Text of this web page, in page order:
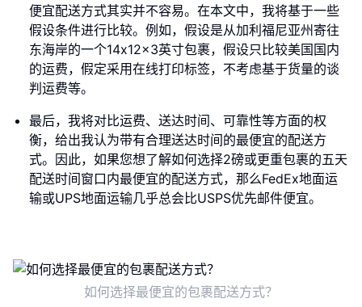
便宜配送方式其实并不容易。在本文中，我将基于一些
假设条件进行比较。例如，假设是从加利福尼亚州寄往
东海岸的一个14x12x3英寸包裹，假设只比较美国国内
的运费，假定采用在线打印标签，不考虑基于货量的谈
判运费等。
最后，我将对比运费、送达时间、可靠性等方面的权
衡，给出我认为带有合理送达时间的最便宜的配送方
式。因此，如果您想了解如何选择2磅或更重包裹的五天
配送时间窗口内最便宜的配送方式，那么FedEx地面运
输或UPS地面运输几乎总会比USPS优先邮件便宜。
如何选择最便宜的包裹配送方式？